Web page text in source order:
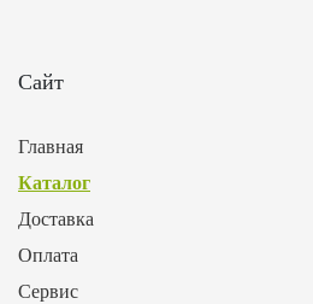
Сайт
Главная
Каталог
Доставка
Оплата
Сервис